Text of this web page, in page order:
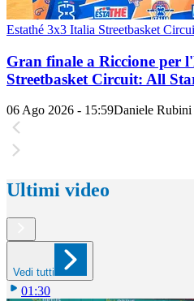
Estathé 3x3 Italia Streetbasket
Gran finale a Riccione per
Streetbasket Circuit: All
06 Ago 2026 - 15:59Daniele Rubini
Ultimi video
Vedi tutti
01:30